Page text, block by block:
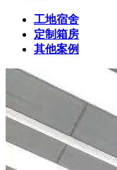
工地宿舍
定制箱房
其他案例